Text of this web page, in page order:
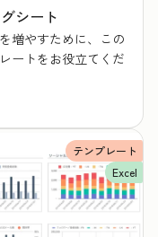
シート
増やすために、この
ートをお役立てくだ
テンプレート
Excel